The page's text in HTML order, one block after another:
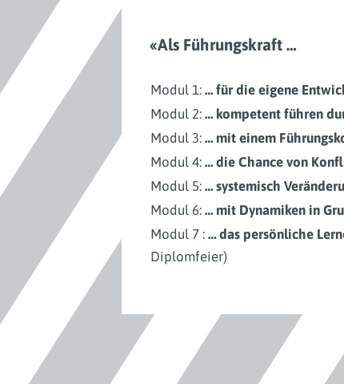
«Als Führungskraft …
Modul 1: … für die eigene
Modul 2: … kompetent führen
Modul 3: … mit einem
Modul 4: … die Chance von
Modul 5: … systemisch
Modul 6: … mit Dynamiken in
Modul 7 : … das persönliche
Diplomfeier)